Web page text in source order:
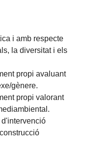
i amb respecte
la diversitat i els
propi avaluant
gènere.
propi valorant